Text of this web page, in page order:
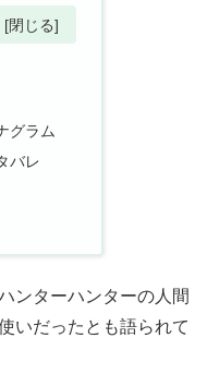
グラム
バレ
ンターハンターの人間
いだったとも語られて